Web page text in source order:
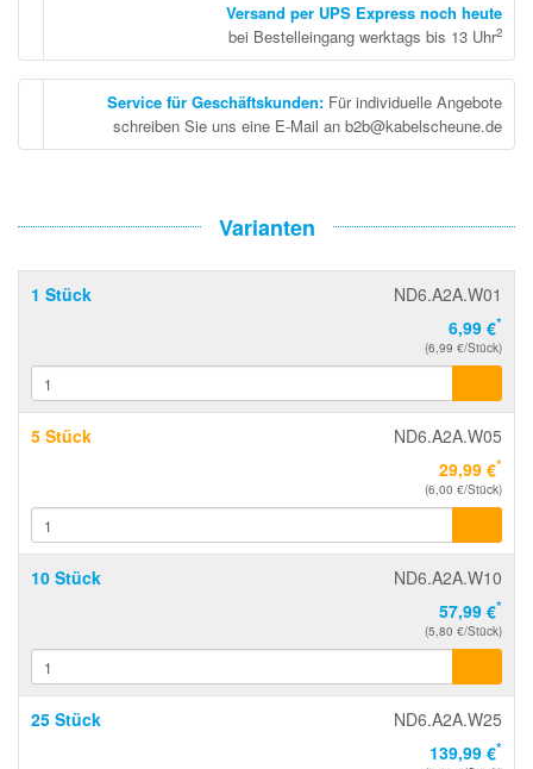
Versand per UPS Express noch heute
bei Bestelleingang werktags bis 13 Uhr2
Service für Geschäftskunden: Für individuelle Angebote
schreiben Sie uns eine E-Mail an b2b@kabelscheune.de
Varianten
1 Stück
ND6.A2A.W01
6,99 €*
(6,99 €/Stück)
5 Stück
ND6.A2A.W05
29,99 €*
(6,00 €/Stück)
10 Stück
ND6.A2A.W10
57,99 €*
(5,80 €/Stück)
25 Stück
ND6.A2A.W25
139,99 €*